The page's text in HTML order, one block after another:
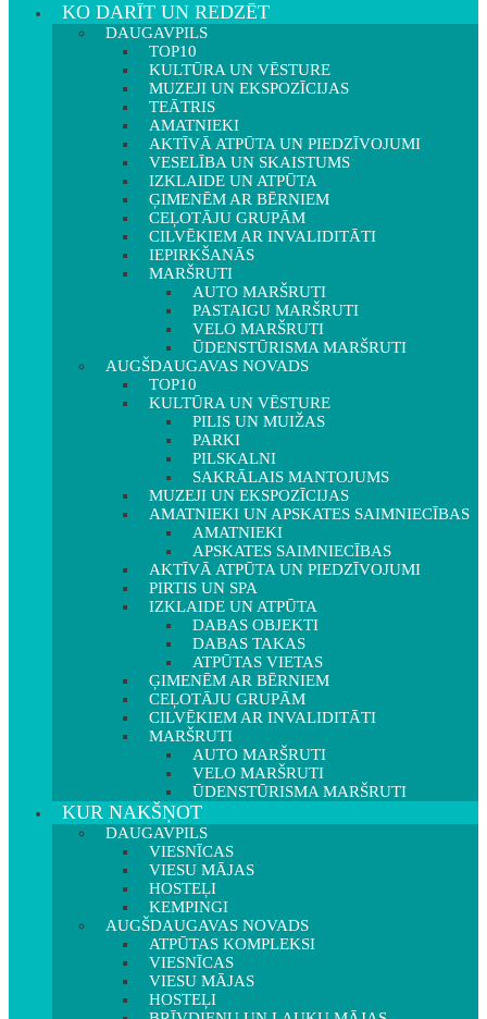
KO DARĪT UN REDZĒT
DAUGAVPILS
TOP10
KULTŪRA UN VĒSTURE
MUZEJI UN EKSPOZĪCIJAS
TEĀTRIS
AMATNIEKI
AKTĪVĀ ATPŪTA UN PIEDZĪVOJUMI
VESELĪBA UN SKAISTUMS
IZKLAIDE UN ATPŪTA
ĢIMENĒM AR BĒRNIEM
CEĻOTĀJU GRUPĀM
CILVĒKIEM AR INVALIDITĀTI
IEPIRKŠANĀS
MARŠRUTI
AUTO MARŠRUTI
PASTAIGU MARŠRUTI
VELO MARŠRUTI
ŪDENSTŪRISMA MARŠRUTI
AUGŠDAUGAVAS NOVADS
TOP10
KULTŪRA UN VĒSTURE
PILIS UN MUIŽAS
PARKI
PILSKALNI
SAKRĀLAIS MANTOJUMS
MUZEJI UN EKSPOZĪCIJAS
AMATNIEKI UN APSKATES SAIMNIECĪBAS
AMATNIEKI
APSKATES SAIMNIECĪBAS
AKTĪVĀ ATPŪTA UN PIEDZĪVOJUMI
PIRTIS UN SPA
IZKLAIDE UN ATPŪTA
DABAS OBJEKTI
DABAS TAKAS
ATPŪTAS VIETAS
ĢIMENĒM AR BĒRNIEM
CEĻOTĀJU GRUPĀM
CILVĒKIEM AR INVALIDITĀTI
MARŠRUTI
AUTO MARŠRUTI
VELO MARŠRUTI
ŪDENSTŪRISMA MARŠRUTI
KUR NAKŠŅOT
DAUGAVPILS
VIESNĪCAS
VIESU MĀJAS
HOSTEĻI
KEMPINGI
AUGŠDAUGAVAS NOVADS
ATPŪTAS KOMPLEKSI
VIESNĪCAS
VIESU MĀJAS
HOSTEĻI